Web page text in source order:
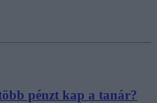
pénzt kap a tanár?